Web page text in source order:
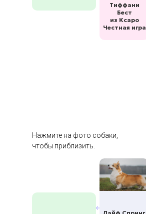
Тиффани
Бест
из Ксаро
Честная игра
Нажмите на фото собаки,
чтобы приблизить.